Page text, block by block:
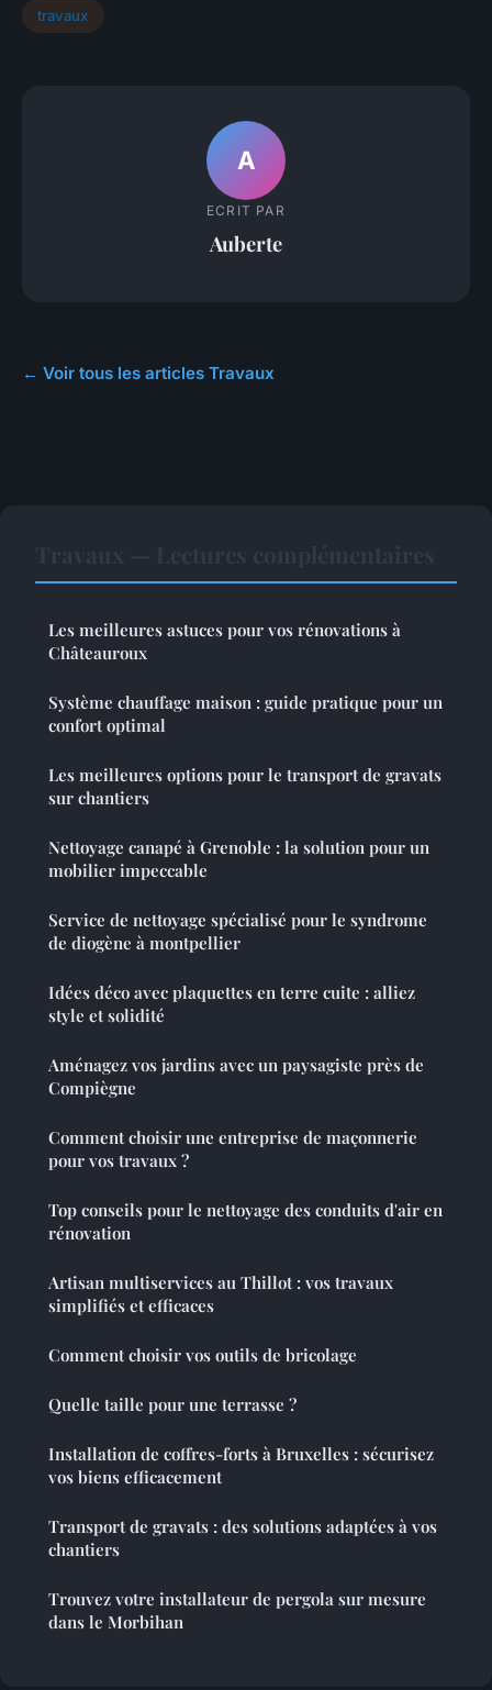
travaux
A
ECRIT PAR
Auberte
← Voir tous les articles Travaux
Les meilleures astuces pour vos rénovations à
Châteauroux
Système chauffage maison : guide pratique pour un
confort optimal
Les meilleures options pour le transport de gravats
sur chantiers
Nettoyage canapé à Grenoble : la solution pour un
mobilier impeccable
Service de nettoyage spécialisé pour le syndrome
de diogène à montpellier
Idées déco avec plaquettes en terre cuite : alliez
style et solidité
Aménagez vos jardins avec un paysagiste près de
Compiègne
Comment choisir une entreprise de maçonnerie
pour vos travaux ?
Top conseils pour le nettoyage des conduits d'air en
rénovation
Artisan multiservices au Thillot : vos travaux
simplifiés et efficaces
Comment choisir vos outils de bricolage
Quelle taille pour une terrasse ?
Installation de coffres-forts à Bruxelles : sécurisez
vos biens efficacement
Transport de gravats : des solutions adaptées à vos
chantiers
Trouvez votre installateur de pergola sur mesure
dans le Morbihan